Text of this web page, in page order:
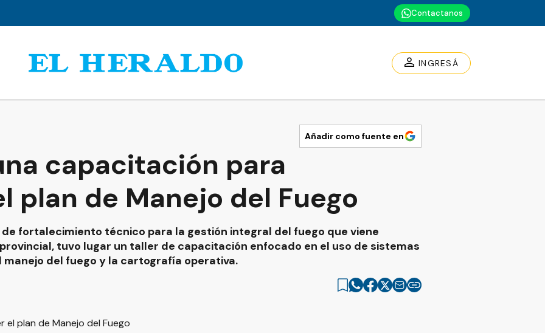
Contactanos
INGRESÁ
Añadir como fuente en
capacitación para
plan de Manejo del Fuego
fortalecimiento técnico para la gestión integral del fuego que viene
tuvo lugar un taller de capacitación enfocado en el uso de sistemas
manejo del fuego y la cartografía operativa.